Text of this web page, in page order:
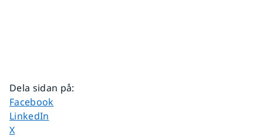
Dela sidan på:
Dela sidan på
Facebook
Dela sidan på
LinkedIn
Dela sidan på
X